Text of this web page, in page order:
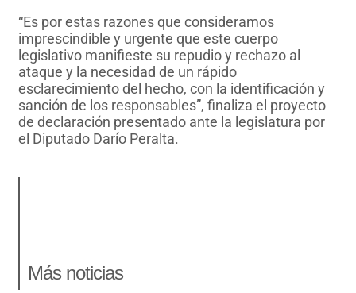
“Es por estas razones que consideramos
imprescindible y urgente que este cuerpo
legislativo manifieste su repudio y rechazo al
ataque y la necesidad de un rápido
esclarecimiento del hecho, con la identificación y
sanción de los responsables”, finaliza el proyecto
de declaración presentado ante la legislatura por
el Diputado Darío Peralta.
Más noticias